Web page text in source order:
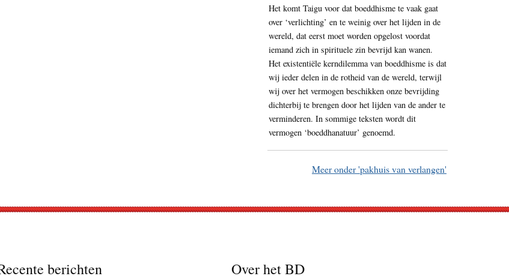
Het komt Taigu voor dat boeddhisme te vaak gaat
over ‘verlichting’ en te weinig over het lijden in de
wereld, dat eerst moet worden opgelost voordat
iemand zich in spirituele zin bevrijd kan wanen.
Het existentiële kerndilemma van boeddhisme is dat
wij ieder delen in de rotheid van de wereld, terwijl
wij over het vermogen beschikken onze bevrijding
dichterbij te brengen door het lijden van de ander te
verminderen. In sommige teksten wordt dit
vermogen ‘boeddhanatuur’ genoemd.
Meer onder 'pakhuis van verlangen'
berichten Over het BD